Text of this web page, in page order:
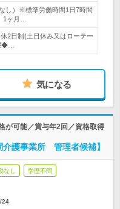
し）※標準労働時間1日7時間
1ヶ月…
2日制(土日休み又はローテー
◆…
気になる
が可能／賞与年2回／資格取得
介護事業所 管理者候補】
なし 学歴不問
24